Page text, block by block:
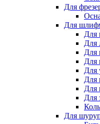
Для
Для
Для
Для
Для
Для
Для
Для
Для
Для
Для